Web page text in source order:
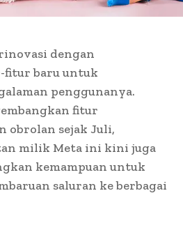
dengan
fitur baru untuk
penggunanya.
fitur
obrolan sejak Juli,
milik Meta ini kini juga
kemampuan untuk
saluran ke berbagai